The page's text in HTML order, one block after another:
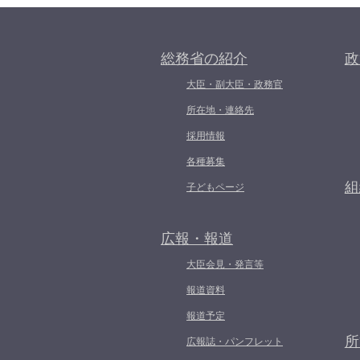
総務省の紹介
大臣・副大臣・政務官
所在地・連絡先
採用情報
各種募集
子どもページ
広報・報道
大臣会見・発言等
報道資料
報道予定
広報誌・パンフレット